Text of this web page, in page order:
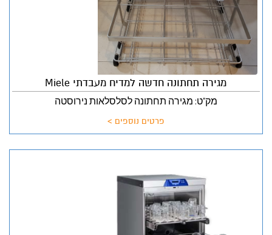
מגירה תחתונה חדשה למדיח מעבדתי Miele
מק"ט: מגירה תחתונה לסלסלאות נירוסטה
פרטים נוספים >